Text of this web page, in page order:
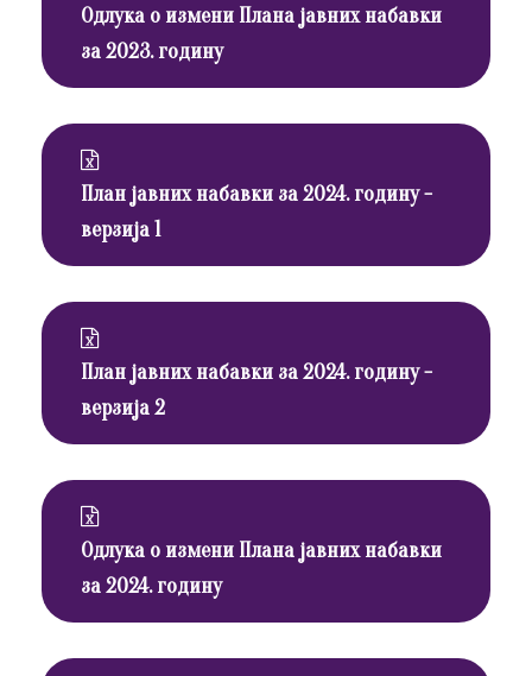
Одлука о измени Плана јавних набавки
за 2023. годину
План јавних набавки за 2024. годину -
верзија 1
План јавних набавки за 2024. годину -
верзија 2
Одлука о измени Плана јавних набавки
за 2024. годину